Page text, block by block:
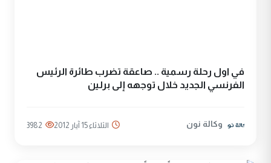
في اول رحلة رسمية .. صاعقة تضرب طائرة الرئيس
الفرنسي الجديد خلال توجهه إلى برلين
وكالة نون الثلاثاء 15 آيار 2012 3982